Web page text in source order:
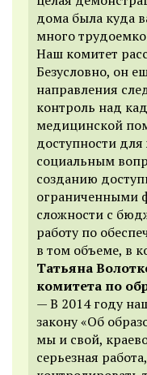
дома была куда
много
Наш комитет
Безусловно, он
направления
контроль над
медицинской
доступности
социальным
созданию
ограниченными
сложности с
работу по
в том объеме, в
Татьяна
комитета по
— В 2014 году
закону «Об
мы и свой,
серьезная